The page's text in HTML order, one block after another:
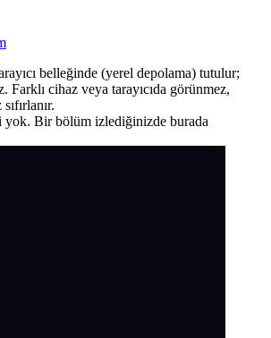
belleğinde (yerel depolama) tutulur;
Farklı cihaz veya tarayıcıda görünmez,
yok. Bir bölüm izlediğinizde burada